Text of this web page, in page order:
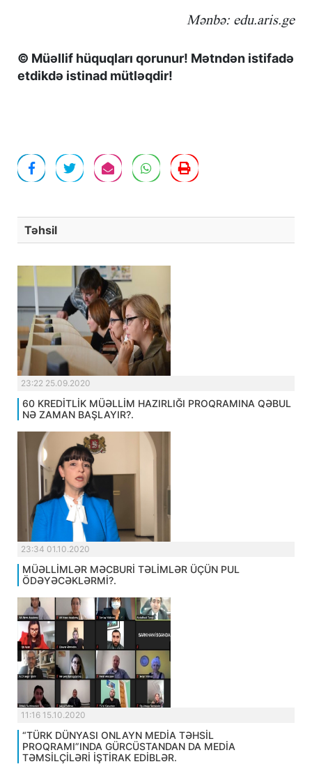
Mənbə: edu.aris.ge
© Müəllif hüquqları qorunur! Mətndən istifadə
etdikdə istinad mütləqdir!
Təhsil
23:22 25.09.2020
60 KREDİTLİK MÜƏLLİM HAZIRLIĞI PROQRAMINA QƏBUL
NƏ ZAMAN BAŞLAYIR?.
23:34 01.10.2020
MÜƏLLİMLƏR MƏCBURİ TƏLİMLƏR ÜÇÜN PUL
ÖDƏYƏCƏKLƏRMİ?.
11:16 15.10.2020
“TÜRK DÜNYASI ONLAYN MEDİA TƏHSİL
PROQRAMI”INDA GÜRCÜSTANDAN DA MEDİA
TƏMSİLÇİLƏRİ İŞTİRAK EDİBLƏR.